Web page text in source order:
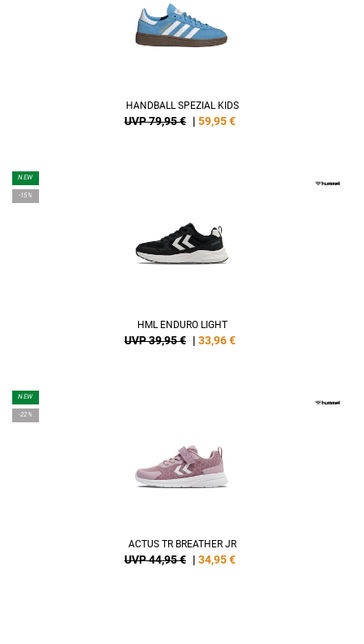
HANDBALL SPEZIAL KIDS
UVP 79,95 € | 59,95€
NEW
-15%
HML ENDURO LIGHT
UVP 39,95 € | 33,96€
NEW
-22%
ACTUS TR BREATHER JR
UVP 44,95 € | 34,95€